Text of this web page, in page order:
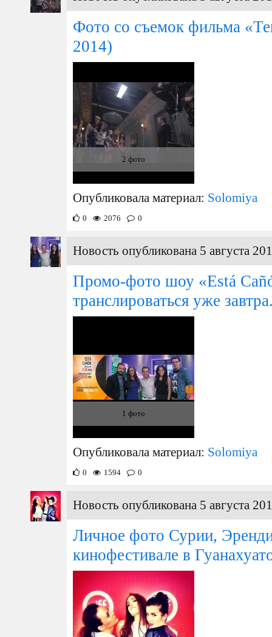
Фото со съемок фильма
2014)
2 фото
Опубликовала материал: Solomiya
0 2076 0
Новость опубликована 5 августа
Промо-фото шоу «Está
транслироваться уже
1 фото
Опубликовала материал: Solomiya
0 1594 0
Новость опубликована 5 августа
Личное фото Сурии,
кинофестивале в